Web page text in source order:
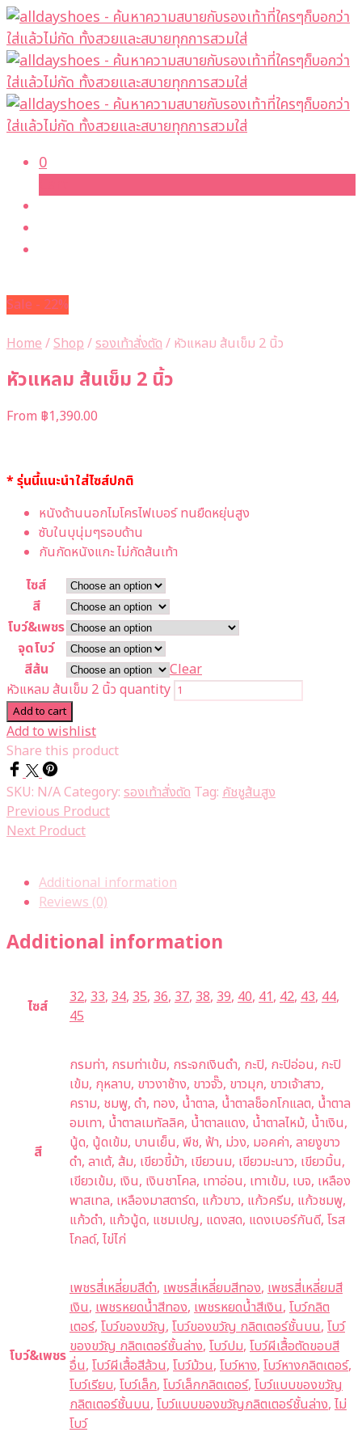
0
Sale - 22%
Home/Shop/รองเท้าสั่งตัด/ หัวแหลม ส้นเข็ม 2 นิ้ว
หัวแหลม ส้นเข็ม 2 นิ้ว
From ฿1,390.00
* รุ่นนี้แนะนำใส่ไซส์ปกติ
หนังด้านนอกไมโครไฟเบอร์ ทนยืดหยุ่นสูง
ซับในบุนุ่มๆรอบด้าน
กันกัดหนังแกะ ไม่กัดส้นเท้า
ไซส์
สี
โบว์&เพชร
จุดโบว์
สีส้น
Clear
หัวแหลม ส้นเข็ม 2 นิ้ว quantity
Add to cart
Add to wishlist
Share this product
SKU: N/ACategory: รองเท้าสั่งตัด Tag: คัชชูส้นสูง
Previous Product
Next Product
Additional information
Reviews (0)
Additional information
ไซส์ 32, 33, 34, 35, 36, 37, 38, 39, 40, 41, 42, 43, 44,
45
สี
กรมท่า, กรมท่าเข้ม, กระจกเงินดำ, กะปิ, กะปิอ่อน, กะปิ
เข้ม, กุหลาบ, ขาวงาช้าง, ขาวจั๊ว, ขาวมุก, ขาวเจ้าสาว,
คราม, ชมพู, ดำ, ทอง, น้ำตาล, น้ำตาลช็อกโกแลต, น้ำตาล
อมเทา, น้ำตาลเมทัลลิค, น้ำตาลแดง, น้ำตาลไหม้, น้ำเงิน,
นู้ด, นู้ดเข้ม, บานเย็น, พีช, ฟ้า, ม่วง, มอคค่า, ลายงูขาว
ดำ, ลาเต้, ส้ม, เขียวขี้ม้า, เขียวนม, เขียวมะนาว, เขียวมิ้น,
เขียวเข้ม, เงิน, เงินชาโคล, เทาอ่อน, เทาเข้ม, เบจ, เหลือง
พาสเทล, เหลืองมาสตาร์ด, แก้วขาว, แก้วครีม, แก้วชมพู,
แก้วดำ, แก้วนู้ด, แชมเปญ, แดงสด, แดงเบอร์กันดี, โรส
โกลด์, ไข่ไก่
โบว์&เพชร
เพชรสี่เหลี่ยมสีดำ, เพชรสี่เหลี่ยมสีทอง, เพชรสี่เหลี่ยมสี
เงิน, เพชรหยดน้ำสีทอง, เพชรหยดน้ำสีเงิน, โบว์กลิต
เตอร์, โบว์ของขวัญ, โบว์ของขวัญ กลิตเตอร์ชั้นบน, โบว์
ของขวัญ กลิตเตอร์ชั้นล่าง, โบว์ปม, โบว์ผีเสื้อตัดขอบสี
อื่น, โบว์ผีเสื้อสีล้วน, โบว์ม้วน, โบว์หาง, โบว์หางกลิตเตอร์,
โบว์เรียบ, โบว์เล็ก, โบว์เล็กกลิตเตอร์, โบว์แบบของขวัญ
กลิตเตอร์ชั้นบน, โบว์แบบของขวัญกลิตเตอร์ชั้นล่าง, ไม่
โบว์